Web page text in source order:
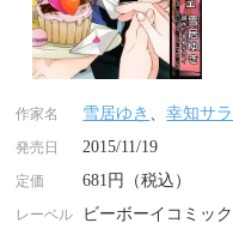
作家名 雪居ゆき 、幸知サ
発売日 2015/11/19
定価 681円（税込）
レーベル ビーボーイコミッ